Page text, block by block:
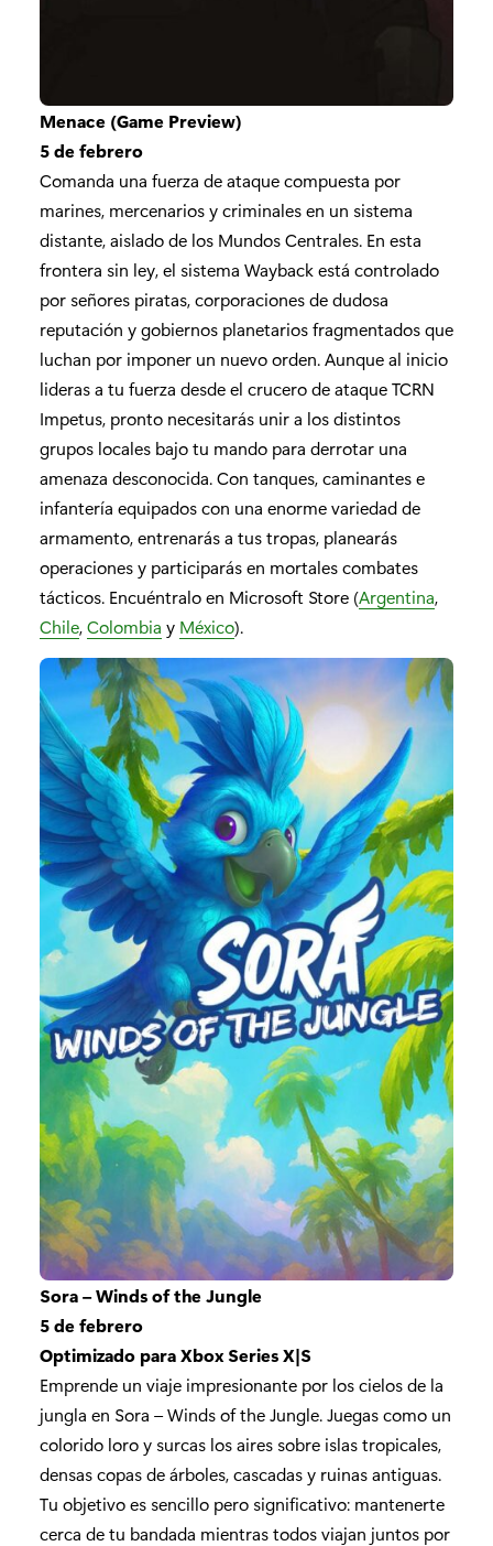
Menace (Game Preview)
5 de febrero
Comanda una fuerza de ataque compuesta por
marines, mercenarios y criminales en un sistema
distante, aislado de los Mundos Centrales. En esta
frontera sin ley, el sistema Wayback está controlado
por señores piratas, corporaciones de dudosa
reputación y gobiernos planetarios fragmentados que
luchan por imponer un nuevo orden. Aunque al inicio
lideras a tu fuerza desde el crucero de ataque TCRN
Impetus, pronto necesitarás unir a los distintos
grupos locales bajo tu mando para derrotar una
amenaza desconocida. Con tanques, caminantes e
infantería equipados con una enorme variedad de
armamento, entrenarás a tus tropas, planearás
operaciones y participarás en mortales combates
tácticos. Encuéntralo en Microsoft Store (Argentina,
Chile,Colombia y México).
Sora – Winds of the Jungle
5 de febrero
Optimizado para Xbox Series X|S
Emprende un viaje impresionante por los cielos de la
jungla en Sora – Winds of the Jungle. Juegas como un
colorido loro y surcas los aires sobre islas tropicales,
densas copas de árboles, cascadas y ruinas antiguas.
Tu objetivo es sencillo pero significativo: mantenerte
cerca de tu bandada mientras todos viajan juntos por